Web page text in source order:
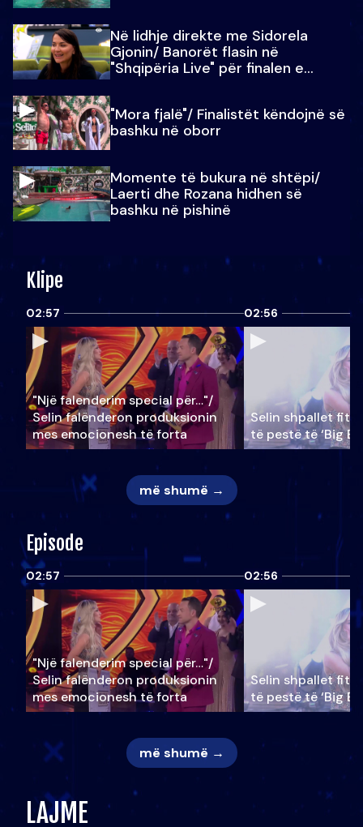
Në lidhje direkte me Sidorela
Gjonin/ Banorët flasin në
"Shqipëria Live" për finalen e
"Mora fjalë"/ Finalistët këndojnë së
bashku në oborr
Momente të bukura në shtëpi/
Laerti dhe Rozana hidhen së
bashku në pishinë
Klipe
02:57
"Një falenderim special për…"/
Selin falënderon produksionin
mes emocionesh të forta
02:56
Selin shpallet
të pestë të ‘Big
më shumë →
Episode
02:57
"Një falenderim special për…"/
Selin falënderon produksionin
mes emocionesh të forta
02:56
Selin shpallet
të pestë të ‘Big
më shumë →
LAJME